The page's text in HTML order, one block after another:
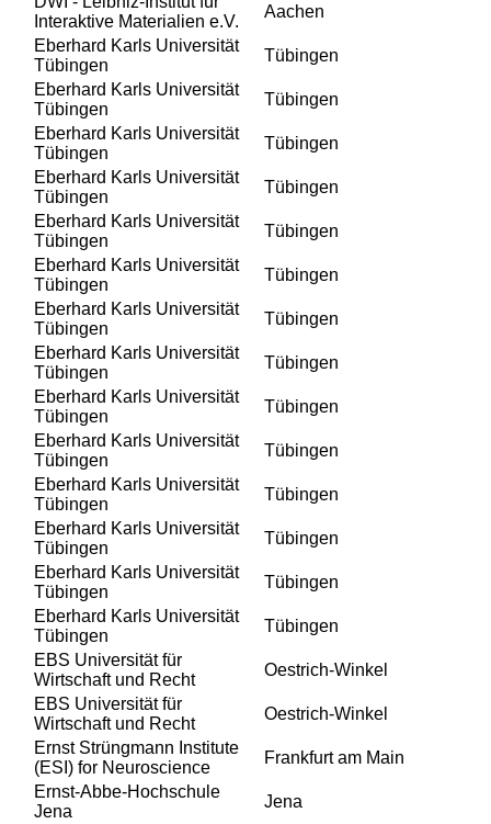
Interaktive Materialien e.V.
Aachen
Eberhard Karls Universität
Tübingen
Tübingen
Eberhard Karls Universität
Tübingen
Tübingen
Eberhard Karls Universität
Tübingen
Tübingen
Eberhard Karls Universität
Tübingen
Tübingen
Eberhard Karls Universität
Tübingen
Tübingen
Eberhard Karls Universität
Tübingen
Tübingen
Eberhard Karls Universität
Tübingen
Tübingen
Eberhard Karls Universität
Tübingen
Tübingen
Eberhard Karls Universität
Tübingen
Tübingen
Eberhard Karls Universität
Tübingen
Tübingen
Eberhard Karls Universität
Tübingen
Tübingen
Eberhard Karls Universität
Tübingen
Tübingen
Eberhard Karls Universität
Tübingen
Tübingen
Eberhard Karls Universität
Tübingen
Tübingen
EBS Universität für
Wirtschaft und Recht
Oestrich-Winkel
EBS Universität für
Wirtschaft und Recht
Oestrich-Winkel
Ernst Strüngmann Institute
(ESI) for Neuroscience
Frankfurt am Main
Ernst-Abbe-Hochschule
Jena
Jena